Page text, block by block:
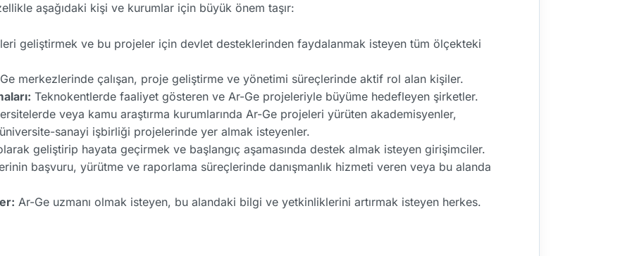
aşağıdaki kişi ve kurumlar için büyük önem taşır:
geliştirmek ve bu projeler için devlet desteklerinden faydalanmak isteyen tüm ölçekteki
merkezlerinde çalışan, proje geliştirme ve yönetimi süreçlerinde aktif rol alan kişiler.
Teknokentlerde faaliyet gösteren ve Ar-Ge projeleriyle büyüme hedefleyen şirketler.
veya kamu araştırma kurumlarında Ar-Ge projeleri yürüten akademisyenler,
sanayi işbirliği projelerinde yer almak isteyenler.
geliştirip hayata geçirmek ve başlangıç aşamasında destek almak isteyen girişimciler.
başvuru, yürütme ve raporlama süreçlerinde danışmanlık hizmeti veren veya bu alanda
Ar-Ge uzmanı olmak isteyen, bu alandaki bilgi ve yetkinliklerini artırmak isteyen herkes.